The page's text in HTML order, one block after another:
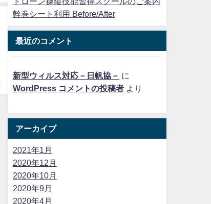
幹巻シート利用 Before/After
最近のコメント
新型ウィルス対応－日帆協－ に
WordPress コメントの投稿者より
アーカイブ
2021年1月
2020年12月
2020年10月
2020年9月
2020年4月